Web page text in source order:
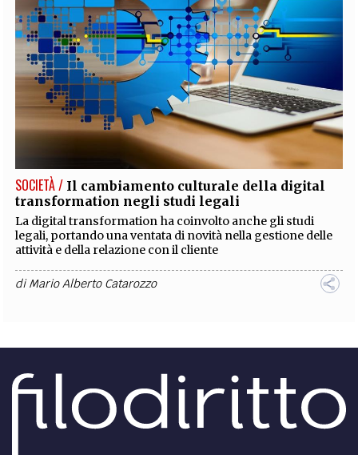
SOCIETÀ / Il cambiamento culturale della digital
transformation negli studi legali
La digital transformation ha coinvolto anche gli studi
legali, portando una ventata di novità nella gestione delle
attività e della relazione con il cliente
diMario Alberto Catarozzo
Manzoni
In occasione dei 150 anni dalla morte di Alessandro
Manzoni, proponiamo uno scritto che analizza il ruolo
che diede all'avvocato nei Promessi Sposi
Andrea Valentinotti